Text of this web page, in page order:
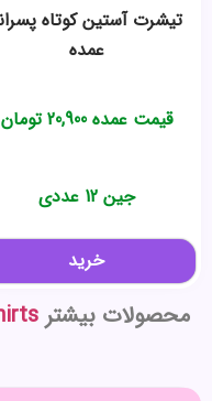
تیشرت آستین کوتاه
عمده
قیمت عمده20,900 تومان
جین 12 عددی
خرید
محصولات بیشتر